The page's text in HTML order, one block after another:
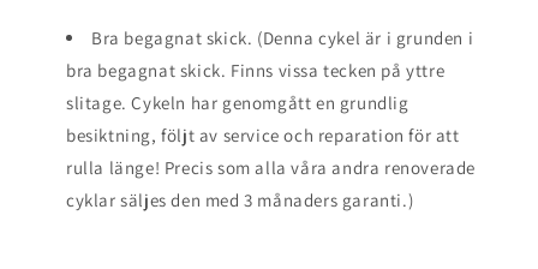
Bra begagnat skick. (Denna cykel är i grunden i
bra begagnat skick. Finns vissa tecken på yttre
slitage. Cykeln har genomgått en grundlig
besiktning, följt av service och reparation för att
rulla länge! Precis som alla våra andra renoverade
cyklar säljes den med 3 månaders garanti.)